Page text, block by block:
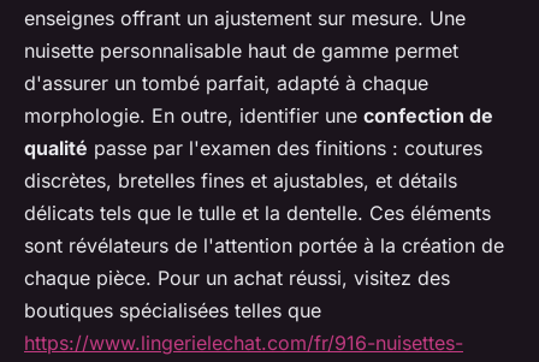
enseignes offrant un ajustement sur mesure. Une
nuisette personnalisable haut de gamme permet
d'assurer un tombé parfait, adapté à chaque
morphologie. En outre, identifier une confection de
qualité passe par l'examen des finitions : coutures
discrètes, bretelles fines et ajustables, et détails
délicats tels que le tulle et la dentelle. Ces éléments
sont révélateurs de l'attention portée à la création de
chaque pièce. Pour un achat réussi, visitez des
boutiques spécialisées telles que
https://www.lingerielechat.com/fr/916-nuisettes-